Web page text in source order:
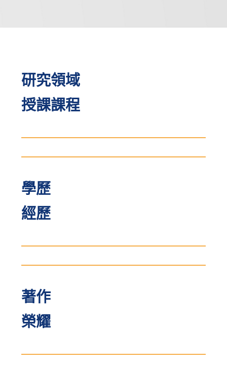
研究領域
授課課程
學歷
經歷
著作
榮耀